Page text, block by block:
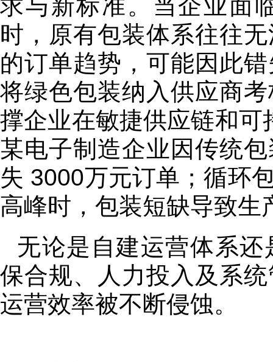
求与新标准。当企业面
时，原有包装体系往往
的订单趋势，可能因此
将绿色包装纳入供应商
撑企业在敏捷供应链和
某电子制造企业因传统
失 3000万元订单；循环
高峰时，包装短缺导致生
无论是自建运营体系
保合规、人力投入及系
运营效率被不断侵蚀。